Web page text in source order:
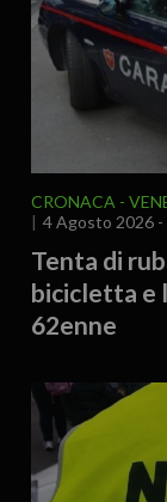
CRONACA
4 Agosto 2026 -
Tenta di
bicicletta e
62enne